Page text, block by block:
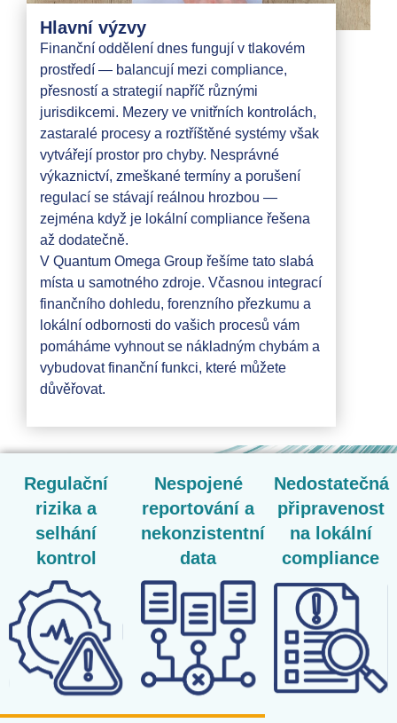
Hlavní výzvy
Finanční oddělení dnes fungují v tlakovém
prostředí — balancují mezi compliance,
přesností a strategií napříč různými
jurisdikcemi. Mezery ve vnitřních kontrolách,
zastaralé procesy a roztříštěné systémy však
vytvářejí prostor pro chyby. Nesprávné
výkaznictví, zmeškané termíny a porušení
regulací se stávají reálnou hrozbou —
zejména když je lokální compliance řešena
až dodatečně.
V Quantum Omega Group řešíme tato slabá
místa u samotného zdroje. Včasnou integrací
finančního dohledu, forenzního přezkumu a
lokální odbornosti do vašich procesů vám
pomáháme vyhnout se nákladným chybám a
vybudovat finanční funkci, které můžete
důvěřovat.
Regulační
rizika a
selhání
kontrol
Nespojené
reportování a
nekonzistentní
data
Nedostatečná
připravenost
na lokální
compliance